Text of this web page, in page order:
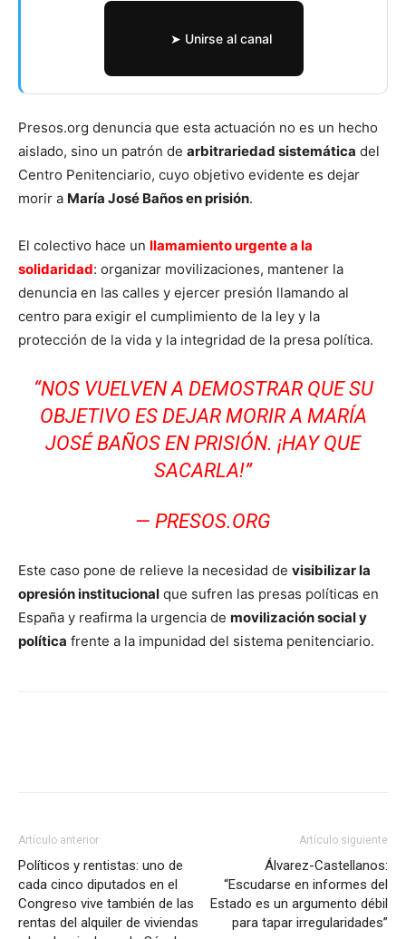
➤ Unirse al canal
Presos.org denuncia que esta actuación no es un hecho
aislado, sino un patrón de arbitrariedad sistemática del
Centro Penitenciario, cuyo objetivo evidente es dejar
morir a María José Baños en prisión.
El colectivo hace un llamamiento urgente a la
solidaridad: organizar movilizaciones, mantener la
denuncia en las calles y ejercer presión llamando al
centro para exigir el cumplimiento de la ley y la
protección de la vida y la integridad de la presa política.
“NOS VUELVEN A DEMOSTRAR QUE SU
OBJETIVO ES DEJAR MORIR A MARÍA
JOSÉ BAÑOS EN PRISIÓN. ¡HAY QUE
SACARLA!”
— PRESOS.ORG
Este caso pone de relieve la necesidad de visibilizar la
opresión institucional que sufren las presas políticas en
España y reafirma la urgencia de movilización social y
política frente a la impunidad del sistema penitenciario.
Artículo anterior
Políticos y rentistas: uno de
cada cinco diputados en el
Congreso vive también de las
rentas del alquiler de viviendas
Artículo siguiente
Álvarez-Castellanos:
“Escudarse en informes del
Estado es un argumento débil
para tapar irregularidades”